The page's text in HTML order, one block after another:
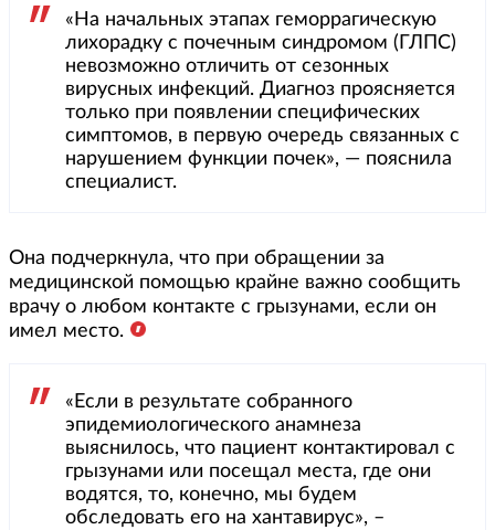
«На начальных этапах геморрагическую
лихорадку с почечным синдромом (ГЛПС)
невозможно отличить от сезонных
вирусных инфекций. Диагноз проясняется
только при появлении специфических
симптомов, в первую очередь связанных с
нарушением функции почек», — пояснила
специалист.
Она подчеркнула, что при обращении за
медицинской помощью крайне важно сообщить
врачу о любом контакте с грызунами, если он
имел место.
«Если в результате собранного
эпидемиологического анамнеза
выяснилось, что пациент контактировал с
грызунами или посещал места, где они
водятся, то, конечно, мы будем
обследовать его на хантавирус», –